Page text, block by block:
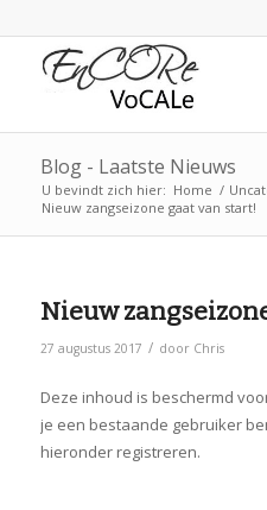
Blog - Laatste Nieuws
U bevindt zich hier: Home /
Nieuw zangseizone gaat van start!
Nieuw
27 augustus 2017 / door Chris
Deze inhoud is beschermd
je een bestaande gebruiker
hieronder registreren.